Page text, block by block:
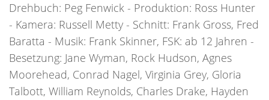
Drehbuch: Peg Fenwick - Produktion: Ross Hunter
- Kamera: Russell Metty - Schnitt: Frank Gross, Fred
Baratta - Musik: Frank Skinner, FSK: ab 12 Jahren -
Besetzung: Jane Wyman, Rock Hudson, Agnes
Moorehead, Conrad Nagel, Virginia Grey, Gloria
Talbott, William Reynolds, Charles Drake, Hayden